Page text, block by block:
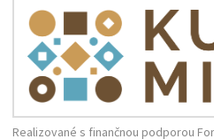
Realizované s finančnou podporou